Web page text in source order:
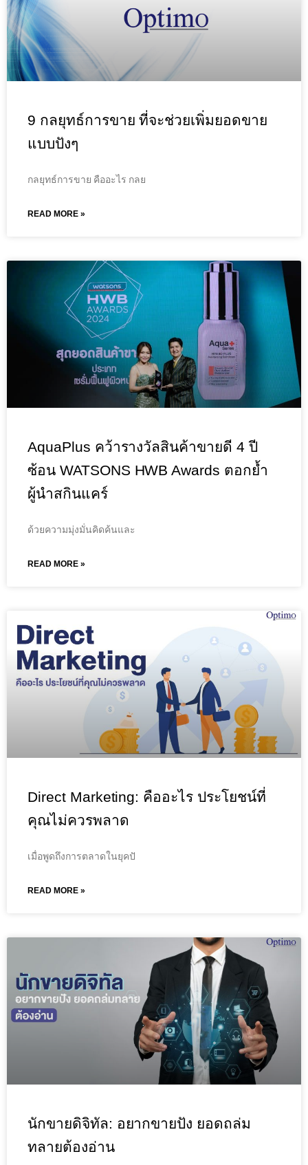
9 กลยุทธ์การขาย ที่จะช่วยเพิ่มยอดขาย
แบบปังๆ
กลยุทธ์การขาย คืออะไร กลย
READ MORE »
AquaPlus คว้ารางวัลสินค้าขายดี 4 ปี
ซ้อน WATSONS HWB Awards ตอกย้ำ
ผู้นำสกินแคร์
ด้วยความมุ่งมั่นคิดค้นและ
READ MORE »
Direct Marketing: คืออะไร ประโยชน์ที่
คุณไม่ควรพลาด
เมื่อพูดถึงการตลาดในยุคปั
READ MORE »
นักขายดิจิทัล: อยากขายปัง ยอดถล่ม
ทลายต้องอ่าน